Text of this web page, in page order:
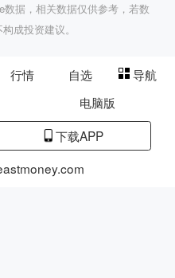
据，相关数据仅供参考，若数
成投资建议。
行情 自选
导航
电脑版
下载APP